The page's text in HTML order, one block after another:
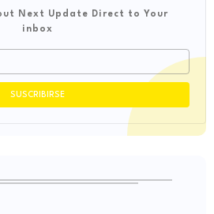
Next Update Direct to Your
inbox